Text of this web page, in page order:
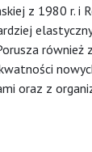
z 1980 r. i
również
oraz z